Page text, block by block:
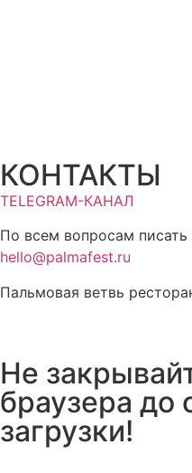
КОНТАКТЫ
TELEGRAM-КАНАЛ
По всем вопросам писать
hello@palmafest.ru
Пальмовая ветвь
Не
браузера до
загрузки!